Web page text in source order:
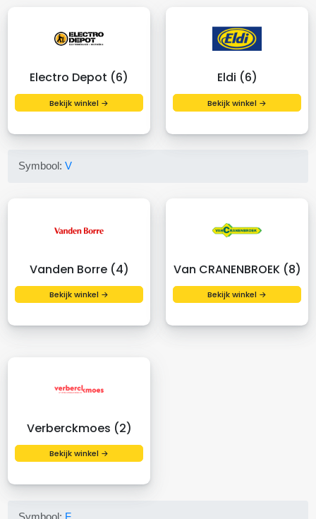
Electro Depot (6)
Bekijk winkel →
Eldi (6)
Bekijk winkel →
Symbool:V
Vanden Borre (4)
Bekijk winkel →
Van CRANENBROEK (8)
Bekijk winkel →
Verberckmoes (2)
Bekijk winkel →
Symbool: F